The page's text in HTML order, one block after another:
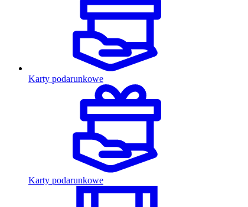
Karty podarunkowe
Karty podarunkowe